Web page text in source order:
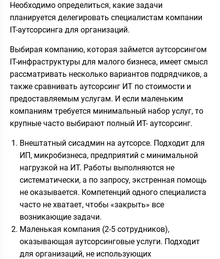
Необходимо определиться, какие задачи
планируется делегировать специалистам компании
IT-аутсорсинга для организаций.
Выбирая компанию, которая займется аутсорсингом
IT-инфраструктуры для малого бизнеса, имеет смысл
рассматривать несколько вариантов подрядчиков, а
также сравнивать аутсорсинг ИТ по стоимости и
предоставляемым услугам. И если маленьким
компаниям требуется минимальный набор услуг, то
крупные часто выбирают полный ИТ- аутсорсинг.
Внештатный сисадмин на аутсорсе. Подходит для
ИП, микробизнеса, предприятий с минимальной
нагрузкой на ИT. Работы выполняются не
систематически, а по запросу, экстренная помощь
не оказывается. Компетенций одного специалиста
часто не хватает, чтобы «закрыть» все
возникающие задачи.
Маленькая компания (2-5 сотрудников),
оказывающая аутсорсинговые услуги. Подходит
для организаций, не использующих